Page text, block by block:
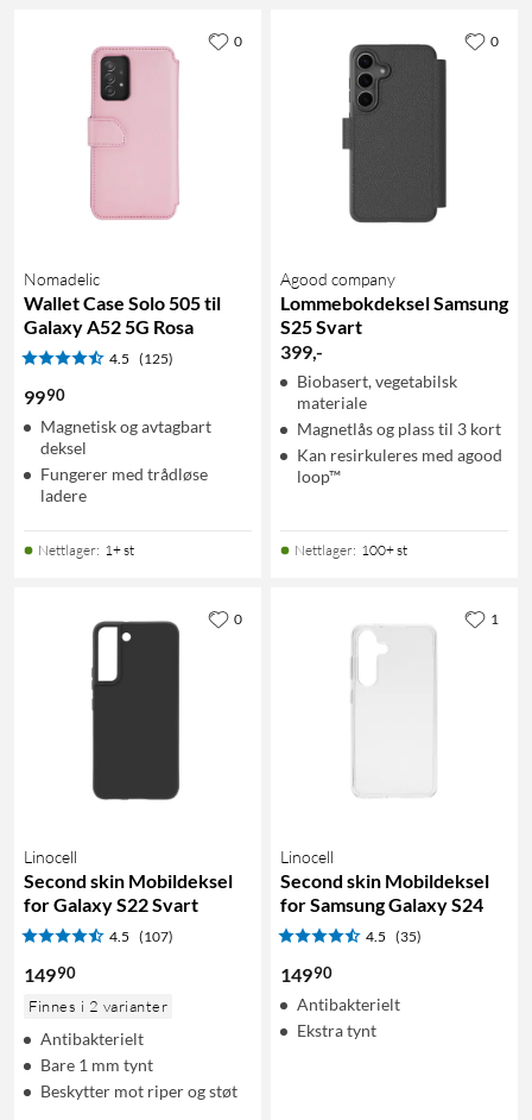
Nomadelic
Wallet Case Solo 505 til
Galaxy A52 5G Rosa
4.5 (125)
9990
Magnetisk og avtagbart
deksel
Fungerer med trådløse
ladere
Nettlager: 1+ st
0
Agood company
Lommebokdeksel Samsung
S25 Svart
399,-
Biobasert, vegetabilsk
materiale
Magnetlås og plass til 3 kort
Kan resirkuleres med agood
loop™
Nettlager: 100+ st
0
Linocell
Second skin Mobildeksel
for Galaxy S22 Svart
4.5 (107)
14990
Finnes i 2 varianter
Antibakterielt
Bare 1 mm tynt
Beskytter mot riper og støt
0
Linocell
Second skin Mobildeksel
for Samsung Galaxy S24
4.5 (35)
14990
Antibakterielt
Ekstra tynt
1